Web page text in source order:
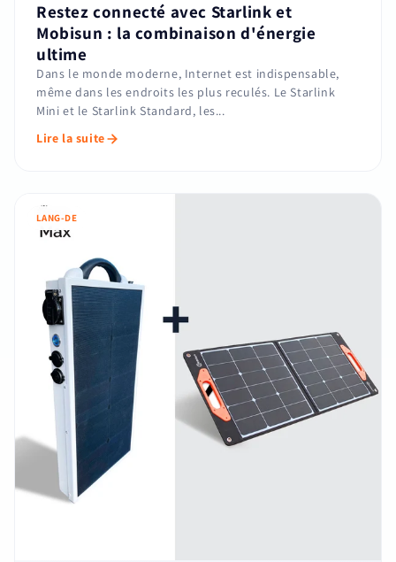
Restez connecté avec Starlink et
Mobisun : la combinaison d'énergie
ultime
Dans le monde moderne, Internet est indispensable,
même dans les endroits les plus reculés. Le Starlink
Mini et le Starlink Standard, les...
Lire la suite
LANG-DE